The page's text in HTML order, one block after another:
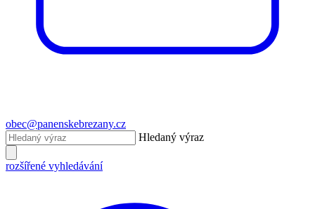
obec@panenskebrezany.cz
Hledaný výraz
rozšířené vyhledávání